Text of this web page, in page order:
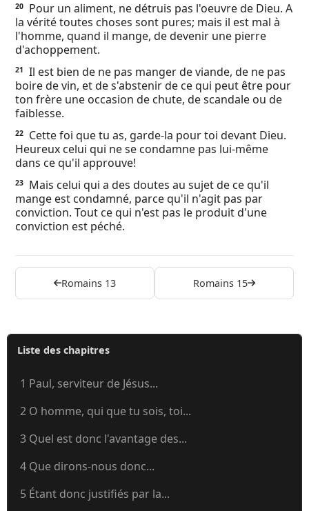
20
Pour un aliment, ne détruis pas l'oeuvre de Dieu. A
la vérité toutes choses sont pures; mais il est mal à
l'homme, quand il mange, de devenir une pierre
d'achoppement.
21
Il est bien de ne pas manger de viande, de ne pas
boire de vin, et de s'abstenir de ce qui peut être pour
ton frère une occasion de chute, de scandale ou de
faiblesse.
22
Cette foi que tu as, garde-la pour toi devant Dieu.
Heureux celui qui ne se condamne pas lui-même
dans ce qu'il approuve!
23
Mais celui qui a des doutes au sujet de ce qu'il
mange est condamné, parce qu'il n'agit pas par
conviction. Tout ce qui n'est pas le produit d'une
conviction est péché.
Romains 13 Romains 15
Liste des chapitres
1 Paul, serviteur de Jésus...
2 O homme, qui que tu sois, toi...
3 Quel est donc l'avantage des...
4 Que dirons-nous donc...
5 Étant donc justifiés par la...